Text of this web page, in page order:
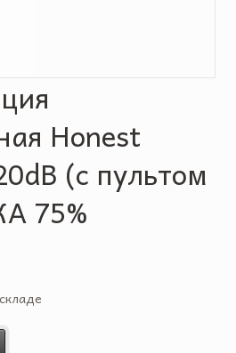
Honest
(c пультом
75%